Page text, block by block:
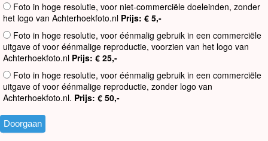
Foto in hoge resolutie, voor niet-commerciële doeleinden, zonder
het logo van Achterhoekfoto.nl Prijs: € 5,-
Foto in hoge resolutie, voor éénmalig gebruik in een commerciële
uitgave of voor éénmalige reproductie, voorzien van het logo van
Achterhoekfoto.nl Prijs: € 25,-
Foto in hoge resolutie, voor éénmalig gebruik in een commerciële
uitgave of voor éénmalige reproductie, zonder logo van
Achterhoekfoto.nl. Prijs: € 50,-